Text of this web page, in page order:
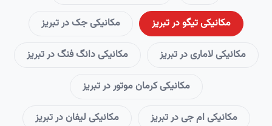
مکانیکی تیگو در تبریز مکانیکی جک در تبریز
مکانیکی لاماری در تبریز مکانیکی دانگ فنگ در تبریز
مکانیکی کرمان موتور در تبریز
مکانیکی ام جی در تبریز مکانیکی لیفان در تبریز